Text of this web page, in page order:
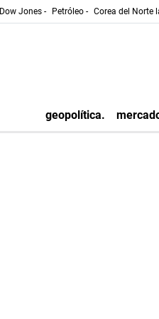
Jones - Petróleo - Corea del Norte
geopolítica.